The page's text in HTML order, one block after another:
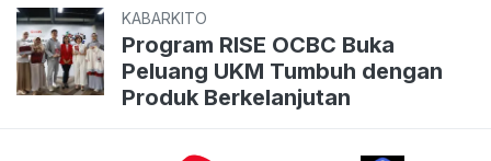
KABARKITO
Program RISE OCBC Buka
Peluang UKM Tumbuh dengan
Produk Berkelanjutan